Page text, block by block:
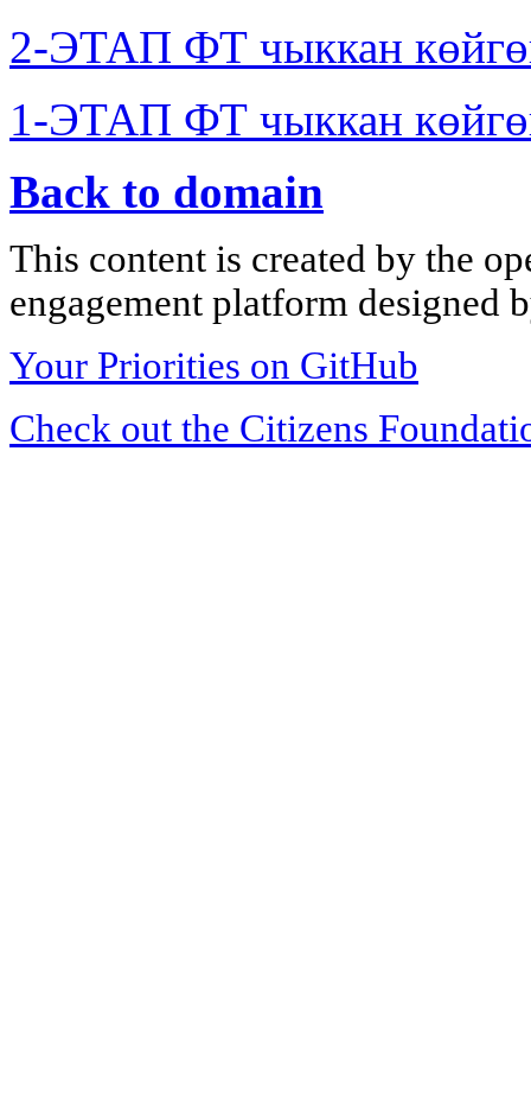
2-ЭТАП ФТ чыккан
1-ЭТАП ФТ чыккан
Back to domain
This content is created by the
engagement platform designed
Your Priorities on GitHub
Check out the Citizens